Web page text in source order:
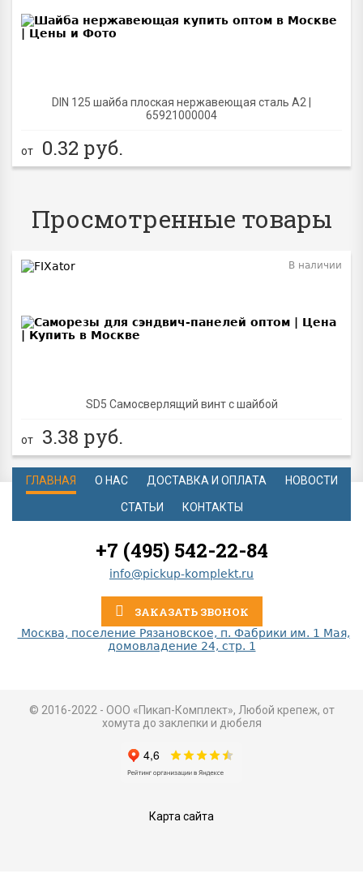
DIN 125 шайба плоская нержавеющая сталь A2 |
65921000004
от 0.32 руб.
Просмотренные товары
SD5 Самосверлящий винт с шайбой
В наличии
от 3.38 руб.
ГЛАВНАЯ О НАС ДОСТАВКА И ОПЛАТА НОВОСТИ
СТАТЬИ КОНТАКТЫ
+7 (495) 542-22-84
info@pickup-komplekt.ru
ЗАКАЗАТЬ ЗВОНОК
Москва, поселение Рязановское, п. Фабрики им. 1 Мая,
домовладение 24, стр. 1
© 2016-2022 - ООО «Пикап-Комплект», Любой крепеж, от
хомута до заклепки и дюбеля
Карта сайта